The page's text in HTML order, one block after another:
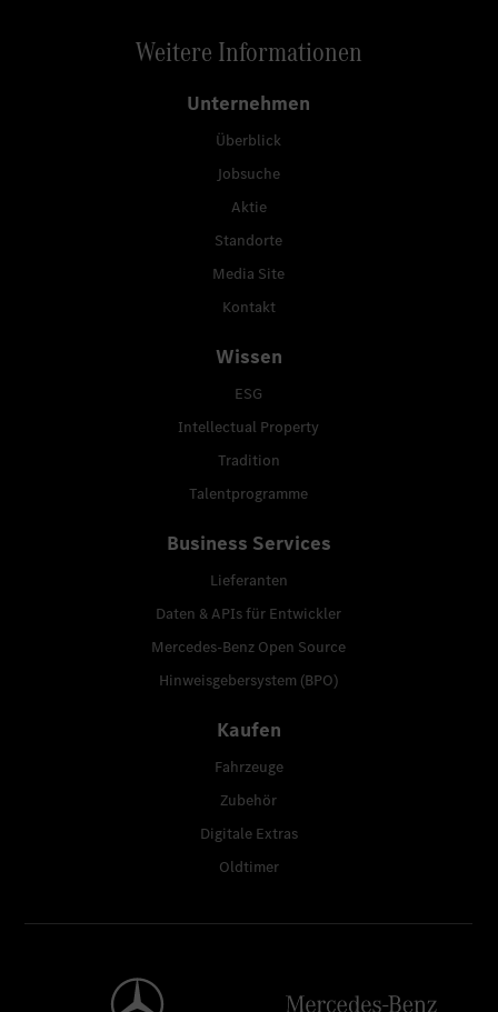
Weitere Informationen
Unternehmen
Überblick
Jobsuche
Aktie
Standorte
Media Site
Kontakt
Wissen
ESG
Intellectual Property
Tradition
Talentprogramme
Business Services
Lieferanten
Daten & APIs für Entwickler
Mercedes-Benz Open Source
Hinweisgebersystem (BPO)
Kaufen
Fahrzeuge
Zubehör
Digitale Extras
Oldtimer